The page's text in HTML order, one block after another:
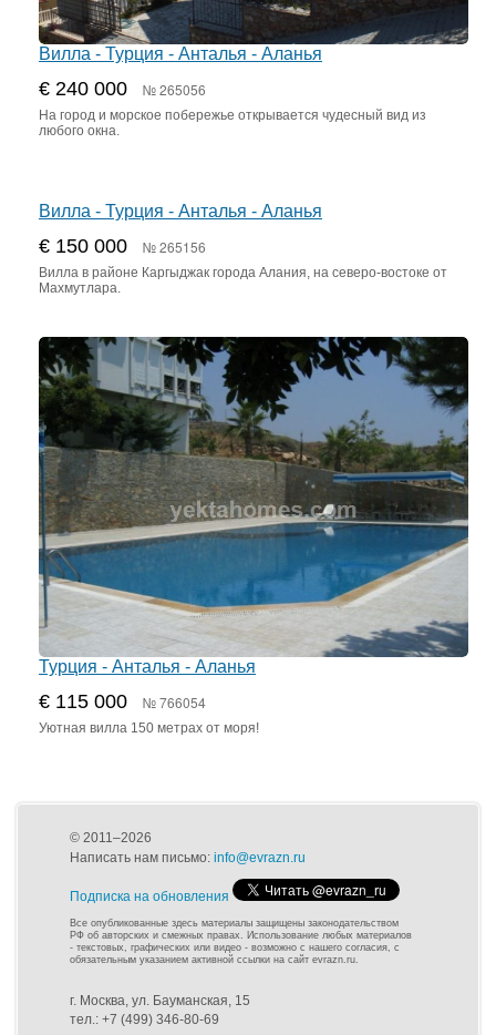
Вилла - Турция - Анталья - Аланья
€ 240 000 № 265056
На город и морское побережье открывается чудесный вид из
любого окна.
Вилла - Турция - Анталья - Аланья
€ 150 000 № 265156
Вилла в районе Каргыджак города Алания, на северо-востоке от
Махмутлара.
Турция - Анталья - Аланья
€ 115 000 № 766054
Уютная вилла 150 метрах от моря!
© 2011–2026
Написать нам письмо: info@evrazn.ru
Подписка на обновления
Все опубликованные здесь материалы защищены законодательством
РФ об авторских и смежных правах. Использование любых материалов
- текстовых, графических или видео - возможно с нашего согласия, с
обязательным указанием активной ссылки на сайт evrazn.ru.
г. Москва, ул. Бауманская, 15
тел.: +7 (499) 346-80-69